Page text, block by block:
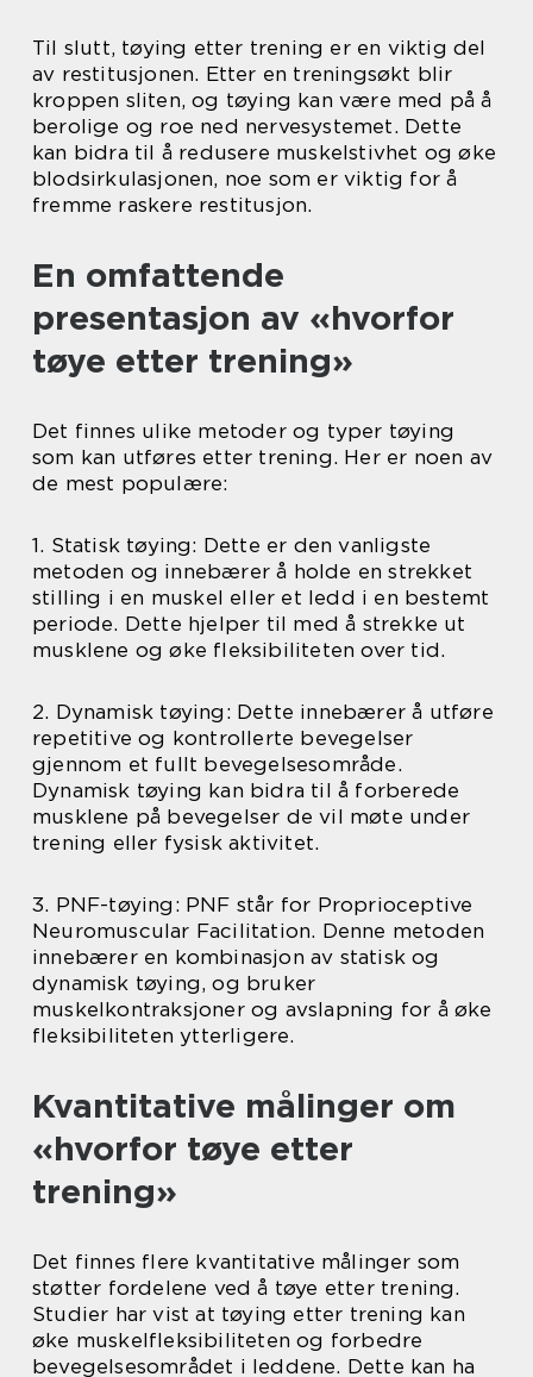
Til slutt, tøying etter trening er en viktig del
av restitusjonen. Etter en treningsøkt blir
kroppen sliten, og tøying kan være med på å
berolige og roe ned nervesystemet. Dette
kan bidra til å redusere muskelstivhet og øke
blodsirkulasjonen, noe som er viktig for å
fremme raskere restitusjon.
En omfattende
presentasjon av «hvorfor
tøye etter trening»
Det finnes ulike metoder og typer tøying
som kan utføres etter trening. Her er noen av
de mest populære:
1. Statisk tøying: Dette er den vanligste
metoden og innebærer å holde en strekket
stilling i en muskel eller et ledd i en bestemt
periode. Dette hjelper til med å strekke ut
musklene og øke fleksibiliteten over tid.
2. Dynamisk tøying: Dette innebærer å utføre
repetitive og kontrollerte bevegelser
gjennom et fullt bevegelsesområde.
Dynamisk tøying kan bidra til å forberede
musklene på bevegelser de vil møte under
trening eller fysisk aktivitet.
3. PNF-tøying: PNF står for Proprioceptive
Neuromuscular Facilitation. Denne metoden
innebærer en kombinasjon av statisk og
dynamisk tøying, og bruker
muskelkontraksjoner og avslapning for å øke
fleksibiliteten ytterligere.
Kvantitative målinger om
«hvorfor tøye etter
trening»
Det finnes flere kvantitative målinger som
støtter fordelene ved å tøye etter trening.
Studier har vist at tøying etter trening kan
øke muskelfleksibiliteten og forbedre
bevegelsesområdet i leddene. Dette kan ha